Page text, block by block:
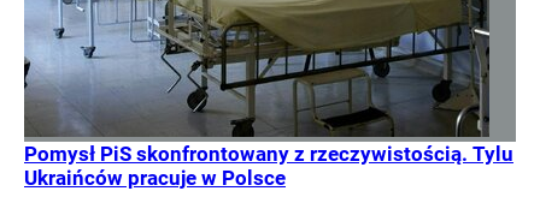
Pomysł PiS skonfrontowany z rzeczywistością. Tylu
Ukraińców pracuje w Polsce